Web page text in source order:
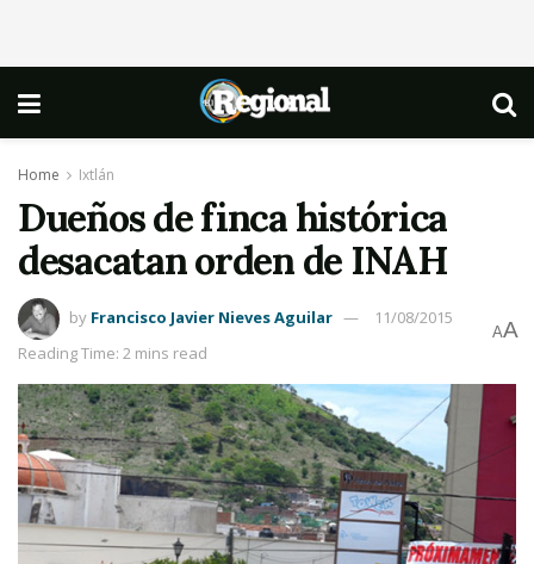
Home Ixtlán
Dueños de finca histórica
desacatan orden de INAH
by Francisco Javier Nieves Aguilar
11/08/2015
Reading Time: 2 mins read
AA